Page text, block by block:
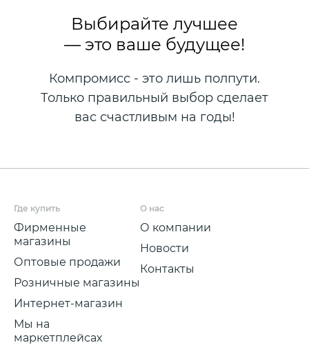
Выбирайте лучшее
— это ваше будущее!
Компромисс - это лишь полпути.
Только правильный выбор сделает
вас счастливым на годы!
Где купить
Фирменные
магазины
Оптовые продажи
Розничные магазины
Интернет-магазин
Мы на
маркетплейсах
О нас
О компании
Новости
Контакты